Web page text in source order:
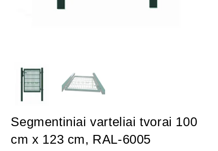
Segmentiniai varteliai tvorai 100
cm x 123 cm, RAL-6005